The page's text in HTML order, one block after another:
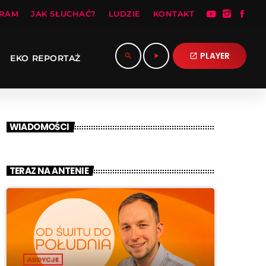
JAK SŁUCHAĆ? LUDZIE KONTAKT
EKO REPORTAŻ search play_arrow open_in_new PLAYER
WIADOMOŚCI
TERAZ NA ANTENIE
AUDYCJE